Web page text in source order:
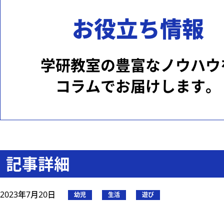
お役立ち情報
学研教室の豊富なノウハ
コラムでお届けします。
記事詳細
2023年7月20日 幼児 生活 遊び